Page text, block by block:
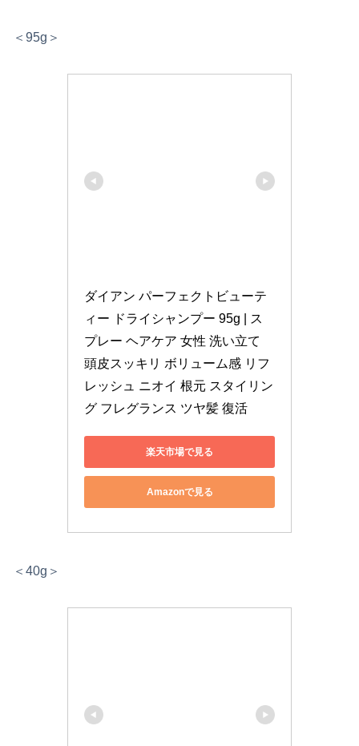
＜95g＞
ダイアン パーフェクトビューテ
ィー ドライシャンプー 95g | ス
プレー ヘアケア 女性 洗い立て
頭皮スッキリ ボリューム感 リフ
レッシュ ニオイ 根元 スタイリン
グ フレグランス ツヤ髪 復活
楽天市場で見る
Amazonで見る
＜40g＞